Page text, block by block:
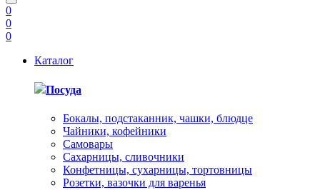
0
0
0
Каталог
Посуда
Бокалы, подстаканник, чашки, блюдце
Чайники, кофейники
Самовары
Сахарницы, сливочники
Конфетницы, сухарницы, тортовницы
Розетки, вазочки для варенья